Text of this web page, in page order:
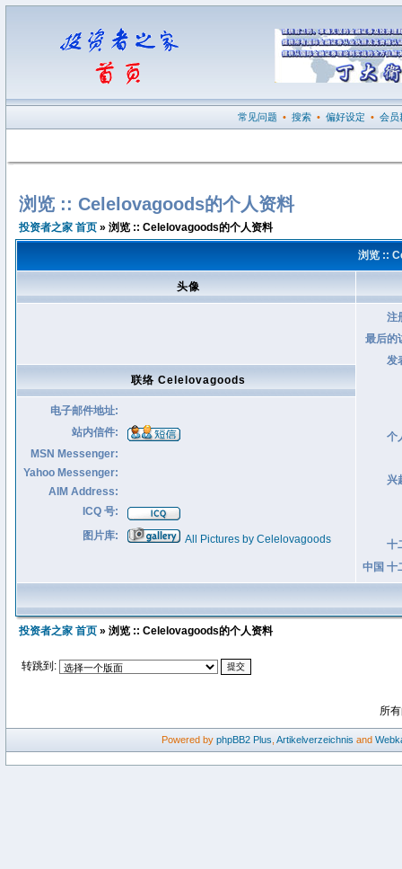
常见问题 • 搜索 • 偏好设定 • 会员
浏览 :: Celelovagoods的个人资料
投资者之家 首页 » 浏览 :: Celelovagoods的个人资料
浏览 ::
头像
注
最后的
发
个
兴
十
中国 十
联络 Celelovagoods
电子邮件地址:
站内信件:
MSN Messenger:
Yahoo Messenger:
AIM Address:
ICQ 号:
图片库:
All Pictures by Celelovagoods
投资者之家 首页 » 浏览 :: Celelovagoods的个人资料
转跳到:
所
Powered by phpBB2 Plus Artikelverzeichnis and